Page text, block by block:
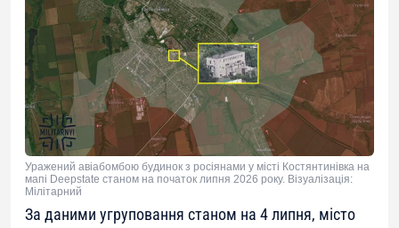
Уражений авіабомбою будинок з росіянами у місті Костянтинівка на
мапі Deepstate станом на початок липня 2026 року. Візуалізація:
Мілітарний
За даними угруповання станом на 4 липня, місто